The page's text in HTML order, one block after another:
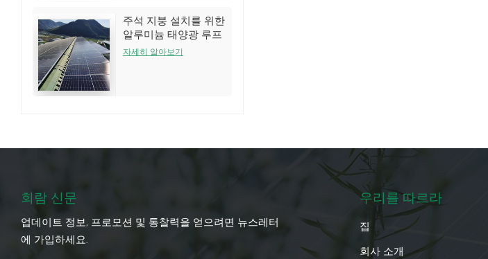
주석 지붕 설치를 위한
알루미늄 태양광 루프
랙 구조
자세히 알아보기
회람 신문
업데이트 정보, 프로모션 및 통찰력을 얻으려면 뉴스레터
에 가입하세요.
우리를 따르라
집
회사 소개